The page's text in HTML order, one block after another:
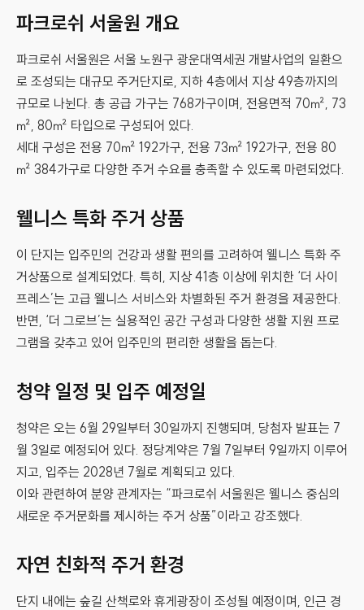
파크로쉬 서울원 개요
파크로쉬 서울원은 서울 노원구 광운대역세권 개발사업의 일환으
로 조성되는 대규모 주거단지로, 지하 4층에서 지상 49층까지의
규모로 나뉜다. 총 공급 가구는 768가구이며, 전용면적 70㎡, 73
㎡, 80㎡ 타입으로 구성되어 있다.
세대 구성은 전용 70㎡ 192가구, 전용 73㎡ 192가구, 전용 80
㎡ 384가구로 다양한 주거 수요를 충족할 수 있도록 마련되었다.
웰니스 특화 주거 상품
이 단지는 입주민의 건강과 생활 편의를 고려하여 웰니스 특화 주
거상품으로 설계되었다. 특히, 지상 41층 이상에 위치한 ‘더 사이
프레스’는 고급 웰니스 서비스와 차별화된 주거 환경을 제공한다.
반면, ‘더 그로브’는 실용적인 공간 구성과 다양한 생활 지원 프로
그램을 갖추고 있어 입주민의 편리한 생활을 돕는다.
청약 일정 및 입주 예정일
청약은 오는 6월 29일부터 30일까지 진행되며, 당첨자 발표는 7
월 3일로 예정되어 있다. 정당계약은 7월 7일부터 9일까지 이루어
지고, 입주는 2028년 7월로 계획되고 있다.
이와 관련하여 분양 관계자는 “파크로쉬 서울원은 웰니스 중심의
새로운 주거문화를 제시하는 주거 상품”이라고 강조했다.
자연 친화적 주거 환경
단지 내에는 숲길 산책로와 휴게광장이 조성될 예정이며, 인근 경